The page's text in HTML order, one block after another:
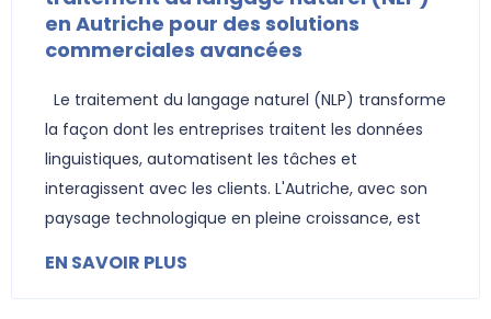
en Autriche pour des solutions
commerciales avancées
Le traitement du langage naturel (NLP) transforme
la façon dont les entreprises traitent les données
linguistiques, automatisent les tâches et
interagissent avec les clients. L'Autriche, avec son
paysage technologique en pleine croissance, est
EN SAVOIR PLUS